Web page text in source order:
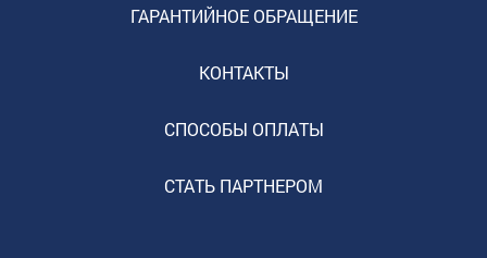
ГАРАНТИЙНОЕ ОБРАЩЕНИЕ
КОНТАКТЫ
СПОСОБЫ ОПЛАТЫ
СТАТЬ ПАРТНЕРОМ